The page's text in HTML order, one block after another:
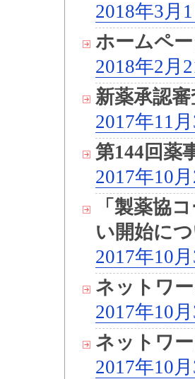
2018年3月1
ホームペ
2018年2月
新薬承認
2017年11月
第144回薬
2017年10月
「製薬協
い開始に
2017年10月
ネットワ
2017年10月
ネットワ
2017年10月